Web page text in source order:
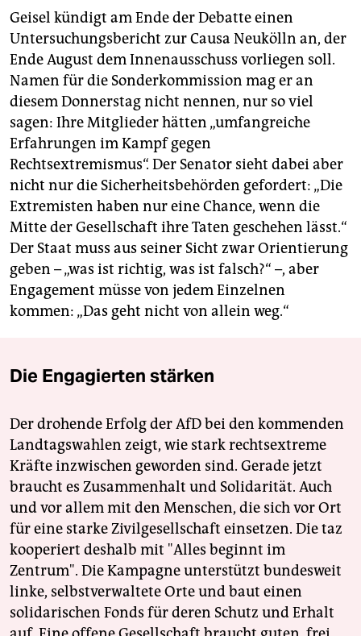
Geisel kündigt am Ende der Debatte einen
Untersuchungsbericht zur Causa Neukölln an, der
Ende August dem Innenausschuss vorliegen soll.
Namen für die Sonderkommission mag er an
diesem Donnerstag nicht nennen, nur so viel
sagen: Ihre Mitglieder hätten „umfangreiche
Erfahrungen im Kampf gegen
Rechtsextremismus“. Der Senator sieht dabei aber
nicht nur die Sicherheitsbehörden gefordert: „Die
Extremisten haben nur eine Chance, wenn die
Mitte der Gesellschaft ihre Taten geschehen lässt.“
Der Staat muss aus seiner Sicht zwar Orientierung
geben – „was ist richtig, was ist falsch?“ –, aber
Engagement müsse von jedem Einzelnen
kommen: „Das geht nicht von allein weg.“
Die Engagierten stärken
Der drohende Erfolg der AfD bei den kommenden
Landtagswahlen zeigt, wie stark rechtsextreme
Kräfte inzwischen geworden sind. Gerade jetzt
braucht es Zusammenhalt und Solidarität. Auch
und vor allem mit den Menschen, die sich vor Ort
für eine starke Zivilgesellschaft einsetzen. Die taz
kooperiert deshalb mit "Alles beginnt im
Zentrum". Die Kampagne unterstützt bundesweit
linke, selbstverwaltete Orte und baut einen
solidarischen Fonds für deren Schutz und Erhalt